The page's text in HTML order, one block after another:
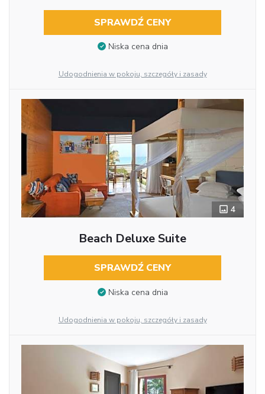
SPRAWDŹ CENY
Niska cena dnia
Udogodnienia w pokoju, szczegóły i zasady
4
Beach Deluxe Suite
SPRAWDŹ CENY
Niska cena dnia
Udogodnienia w pokoju, szczegóły i zasady